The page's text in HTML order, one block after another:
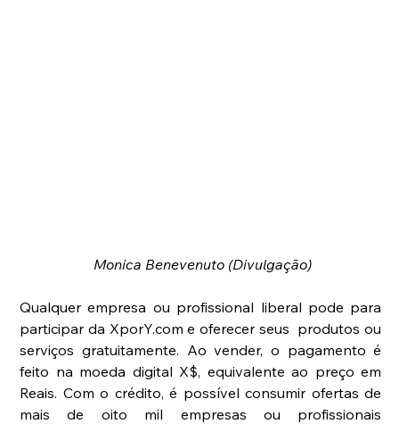
Monica Benevenuto (Divulgação)
Qualquer empresa ou profissional liberal pode para
participar da XporY.com e oferecer seus  produtos ou
serviços gratuitamente. Ao vender, o pagamento é
feito na moeda digital X$, equivalente ao preço em
Reais. Com o crédito, é possível consumir ofertas de
mais de oito mil empresas ou profissionais